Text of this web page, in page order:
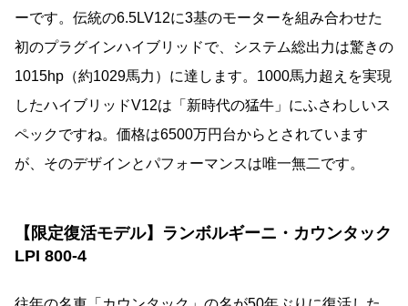
ーです。伝統の6.5LV12に3基のモーターを組み合わせた
初のプラグインハイブリッドで、システム総出力は驚きの
1015hp（約1029馬力）に達します。1000馬力超えを実現
したハイブリッドV12は「新時代の猛牛」にふさわしいス
ペックですね。価格は6500万円台からとされています
が、そのデザインとパフォーマンスは唯一無二です。
【限定復活モデル】ランボルギーニ・カウンタック
LPI 800-4